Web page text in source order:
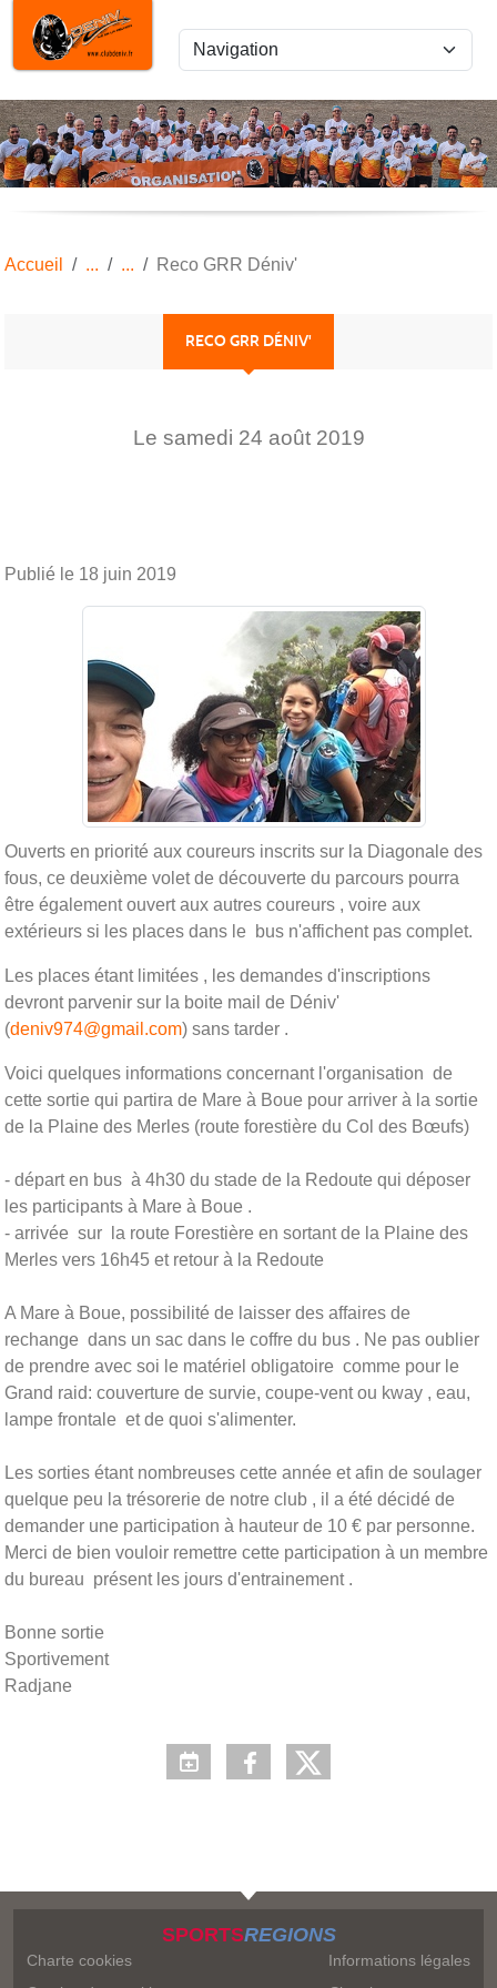
Accueil Reco GRR Déniv'
RECO GRR DÉNIV'
Le samedi 24 août 2019
Publié le 18 juin 2019
Ouverts en priorité aux coureurs inscrits sur la Diagonale des
fous, ce deuxième volet de découverte du parcours pourra
être également ouvert aux autres coureurs , voire aux
extérieurs si les places dans le bus n'affichent pas complet.
Les places étant limitées , les demandes d'inscriptions
devront parvenir sur la boite mail de Déniv'
(deniv974@gmail.com) sans tarder .
Voici quelques informations concernant l'organisation de
cette sortie qui partira de Mare à Boue pour arriver à la sortie
de la Plaine des Merles (route forestière du Col des Bœufs)
- départ en bus à 4h30 du stade de la Redoute qui déposer
les participants à Mare à Boue .
- arrivée sur la route Forestière en sortant de la Plaine des
Merles vers 16h45 et retour à la Redoute
A Mare à Boue, possibilité de laisser des affaires de
rechange dans un sac dans le coffre du bus . Ne pas oublier
de prendre avec soi le matériel obligatoire comme pour le
Grand raid: couverture de survie, coupe-vent ou kway , eau,
lampe frontale et de quoi s'alimenter.
Les sorties étant nombreuses cette année et afin de soulager
quelque peu la trésorerie de notre club , il a été décidé de
demander une participation à hauteur de 10 € par personne.
Merci de bien vouloir remettre cette participation à un membre
du bureau présent les jours d'entrainement .
Bonne sortie
Sportivement
Radjane
SPORTSREGIONS
Charte cookies
Informations légales
Panneau de gestion des cookies